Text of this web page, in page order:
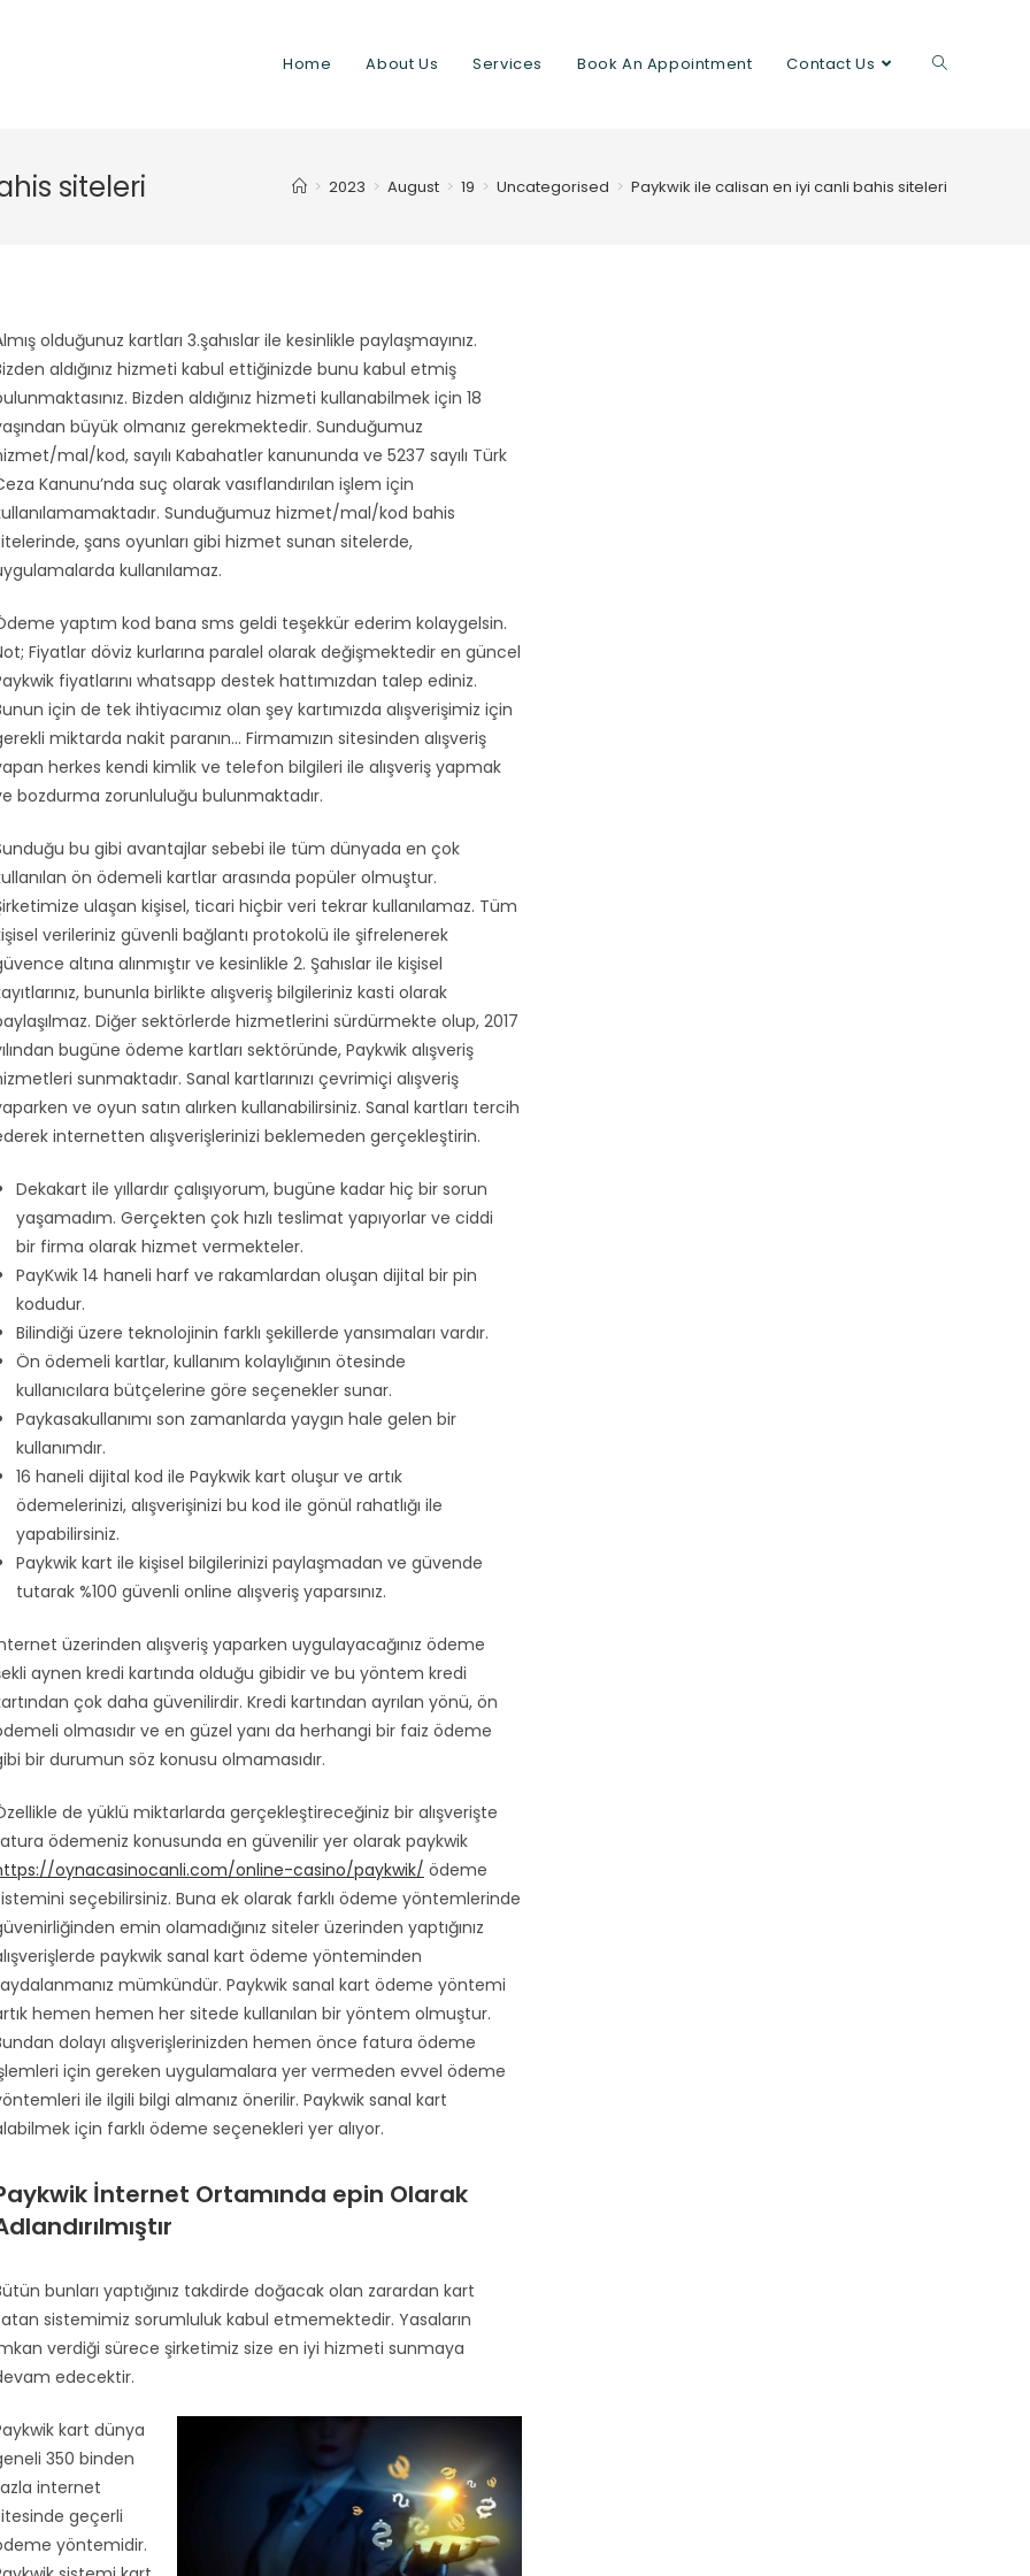
Home About Us Services Book An Appointment Contact Us
siteleri > 2023 > August > 19 > Uncategorised > Paykwik ile calisan en iyi canli bahis siteleri
olduğunuz kartları 3.şahıslar ile kesinlikle paylaşmayınız.
aldığınız hizmeti kabul ettiğinizde bunu kabul etmiş
Bizden aldığınız hizmeti kullanabilmek için 18
büyük olmanız gerekmektedir. Sunduğumuz
mal/kod, sayılı Kabahatler kanununda ve 5237 sayılı Türk
Kanunu’nda suç olarak vasıflandırılan işlem için
Sunduğumuz hizmet/mal/kod bahis
şans oyunları gibi hizmet sunan sitelerde,
kullanılamaz.
yaptım kod bana sms geldi teşekkür ederim kolaygelsin.
Fiyatlar döviz kurlarına paralel olarak değişmektedir en güncel
fiyatlarını whatsapp destek hattımızdan talep ediniz.
için de tek ihtiyacımız olan şey kartımızda alışverişimiz için
miktarda nakit paranın… Firmamızın sitesinden alışveriş
herkes kendi kimlik ve telefon bilgileri ile alışveriş yapmak
bozdurma zorunluluğu bulunmaktadır.
bu gibi avantajlar sebebi ile tüm dünyada en çok
ön ödemeli kartlar arasında popüler olmuştur.
ulaşan kişisel, ticari hiçbir veri tekrar kullanılamaz. Tüm
verileriniz güvenli bağlantı protokolü ile şifrelenerek
altına alınmıştır ve kesinlikle 2. Şahıslar ile kişisel
bununla birlikte alışveriş bilgileriniz kasti olarak
Diğer sektörlerde hizmetlerini sürdürmekte olup, 2017
bugüne ödeme kartları sektöründe, Paykwik alışveriş
sunmaktadır. Sanal kartlarınızı çevrimiçi alışveriş
ve oyun satın alırken kullanabilirsiniz. Sanal kartları tercih
internetten alışverişlerinizi beklemeden gerçekleştirin.
Dekakart ile yıllardır çalışıyorum, bugüne kadar hiç bir sorun
yaşamadım. Gerçekten çok hızlı teslimat yapıyorlar ve ciddi
bir firma olarak hizmet vermekteler.
PayKwik 14 haneli harf ve rakamlardan oluşan dijital bir pin
kodudur.
Bilindiği üzere teknolojinin farklı şekillerde yansımaları vardır.
Ön ödemeli kartlar, kullanım kolaylığının ötesinde
kullanıcılara bütçelerine göre seçenekler sunar.
Paykasakullanımı son zamanlarda yaygın hale gelen bir
kullanımdır.
16 haneli dijital kod ile Paykwik kart oluşur ve artık
ödemelerinizi, alışverişinizi bu kod ile gönül rahatlığı ile
yapabilirsiniz.
Paykwik kart ile kişisel bilgilerinizi paylaşmadan ve güvende
tutarak %100 güvenli online alışveriş yaparsınız.
üzerinden alışveriş yaparken uygulayacağınız ödeme
aynen kredi kartında olduğu gibidir ve bu yöntem kredi
çok daha güvenilirdir. Kredi kartından ayrılan yönü, ön
olmasıdır ve en güzel yanı da herhangi bir faiz ödeme
bir durumun söz konusu olmamasıdır.
de yüklü miktarlarda gerçekleştireceğiniz bir alışverişte
ödemeniz konusunda en güvenilir yer olarak paykwik
oynacasinocanli.com/online-casino/paykwik/ ödeme
seçebilirsiniz. Buna ek olarak farklı ödeme yöntemlerinde
emin olamadığınız siteler üzerinden yaptığınız
paykwik sanal kart ödeme yönteminden
mümkündür. Paykwik sanal kart ödeme yöntemi
hemen hemen her sitede kullanılan bir yöntem olmuştur.
dolayı alışverişlerinizden hemen önce fatura ödeme
için gereken uygulamalara yer vermeden evvel ödeme
ile ilgili bilgi almanız önerilir. Paykwik sanal kart
için farklı ödeme seçenekleri yer alıyor.
İnternet Ortamında epin Olarak
bunları yaptığınız takdirde doğacak olan zarardan kart
sistemimiz sorumluluk kabul etmemektedir. Yasaların
verdiği sürece şirketimiz size en iyi hizmeti sunmaya
edecektir.
kart dünya
350 binden
internet
geçerli
yöntemidir.